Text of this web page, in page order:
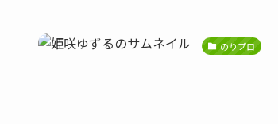
のりプロ